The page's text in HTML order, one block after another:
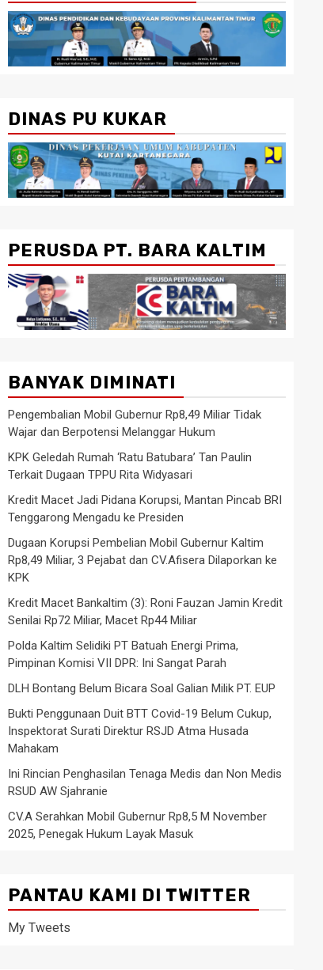
DINAS PU KUKAR
PERUSDA PT. BARA KALTIM
BANYAK DIMINATI
Pengembalian Mobil Gubernur Rp8,49 Miliar Tidak
Wajar dan Berpotensi Melanggar Hukum
KPK Geledah Rumah ‘Ratu Batubara’ Tan Paulin
Terkait Dugaan TPPU Rita Widyasari
Kredit Macet Jadi Pidana Korupsi, Mantan Pincab BRI
Tenggarong Mengadu ke Presiden
Dugaan Korupsi Pembelian Mobil Gubernur Kaltim
Rp8,49 Miliar, 3 Pejabat dan CV.Afisera Dilaporkan ke
KPK
Kredit Macet Bankaltim (3): Roni Fauzan Jamin Kredit
Senilai Rp72 Miliar, Macet Rp44 Miliar
Polda Kaltim Selidiki PT Batuah Energi Prima,
Pimpinan Komisi VII DPR: Ini Sangat Parah
DLH Bontang Belum Bicara Soal Galian Milik PT. EUP
Bukti Penggunaan Duit BTT Covid-19 Belum Cukup,
Inspektorat Surati Direktur RSJD Atma Husada
Mahakam
Ini Rincian Penghasilan Tenaga Medis dan Non Medis
RSUD AW Sjahranie
CV.A Serahkan Mobil Gubernur Rp8,5 M November
2025, Penegak Hukum Layak Masuk
PANTAU KAMI DI TWITTER
My Tweets